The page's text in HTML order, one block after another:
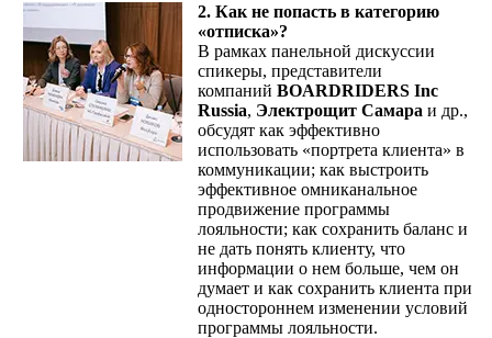
2. Как не попасть в категорию
«отписка»?
В рамках панельной дискуссии
спикеры, представители
компаний BOARDRIDERS Inc
Russia, Электрощит Самара и др.,
обсудят как эффективно
использовать «портрета клиента» в
коммуникации; как выстроить
эффективное омниканальное
продвижение программы
лояльности; как сохранить баланс и
не дать понять клиенту, что
информации о нем больше, чем он
думает и как сохранить клиента при
одностороннем изменении условий
программы лояльности.